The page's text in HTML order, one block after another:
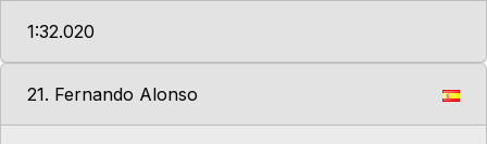
1:32.020
21. Fernando Alonso